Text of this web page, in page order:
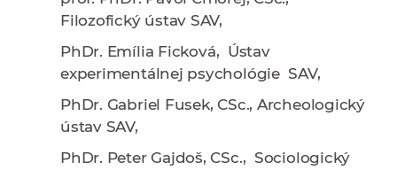
Filozofický ústav SAV,
PhDr. Emília Ficková, Ústav
experimentálnej psychológie SAV,
PhDr. Gabriel Fusek, CSc., Archeologický
ústav SAV,
PhDr. Peter Gajdoš, CSc., Sociologický